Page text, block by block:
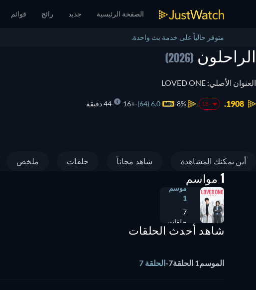
الصفحة الرئيسية جديد رائج قوائم
متوفر حالياً على خدمة بث واحدة.
الراحلون (2026)
العنوان الأصلي: LOVED ONE
1908.
-18
8%
6.0 (64)
+16 44 دقيقة
أين يمكنك المشاهدة شاهد مجاناً حلقات ملخص
1 مواسم
موسم
1
7
حلقات
شاهد أحدث الحلقات
الموسم1 الحلقة7 -الحلقة 7